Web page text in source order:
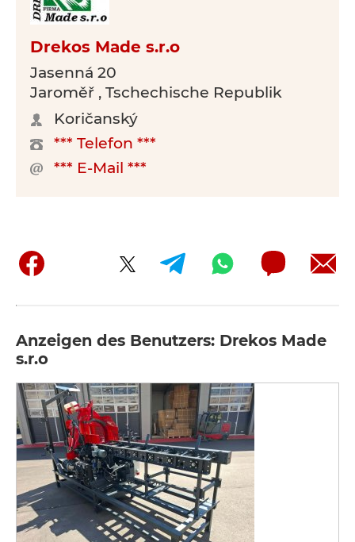
Drekos Made s.r.o
Jasenná 20
Jaroměř , Tschechische Republik
Koričanský
*** Telefon ***
*** E-Mail ***
Anzeigen des Benutzers: Drekos Made
s.r.o